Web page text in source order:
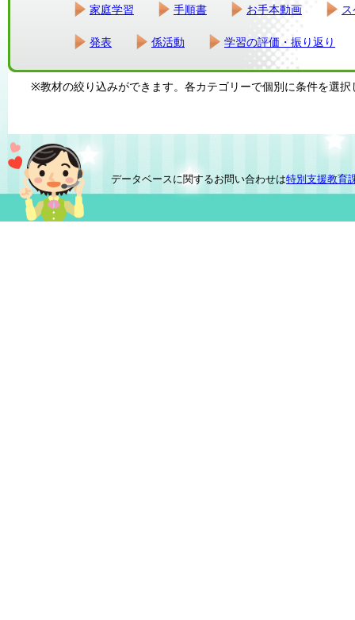
家庭学習 手順書 お手本動画
発表 係活動 学習の評価・振り返り
※教材の絞り込みができます。各カテゴリーで個別に条件を選択
データベースに関するお問い合わせは特別支援教育